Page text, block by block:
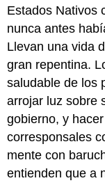
Estados Nativos
nunca antes
Llevan una vida
gran repentina.
saludable de los
arrojar luz sobre
gobierno, y
corresponsales
mente con
entienden que a